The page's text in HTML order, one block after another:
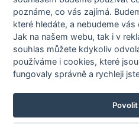
Zásady nakládání s osobními údaji
Otestujte se
Spočítejte si
Výzva 52
poznáme,co vás zajímá.
které hledáte, a nebudeme
Jak na našem webu, tak i v
souhlas můžete kdykoliv
používáme i cookies, které
fungovaly správně a rychleji